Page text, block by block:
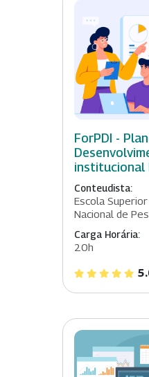
ForPDI -
institucional
Conteudista:
Escola
Nacional de
Carga Horária:
20h